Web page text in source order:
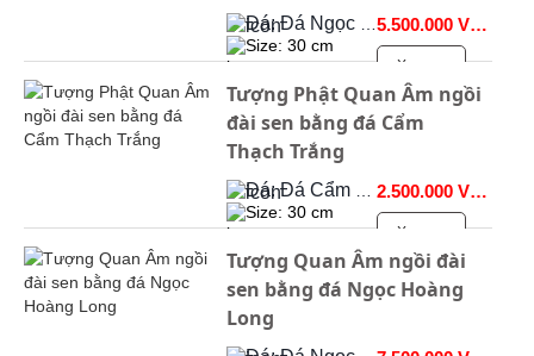
Đá: Đá Ngọc Onyx
Size: 30 cm
5.500.000 VNĐ
Xem >>
Tượng Phật Quan Âm ngồi
đài sen bằng đá Cẩm
Thạch Trắng
Đá: Đá Cẩm Thạch
Size: 30 cm
2.500.000 VNĐ
Xem >>
Tượng Quan Âm ngồi đài
sen bằng đá Ngọc Hoàng
Long